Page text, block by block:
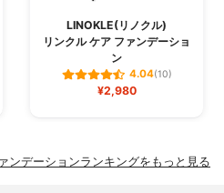
LINOKLE(リノクル)
リンクル ケア ファンデーショ
ン
4.04(10)
¥2,980
ンデーションランキングをもっと見る